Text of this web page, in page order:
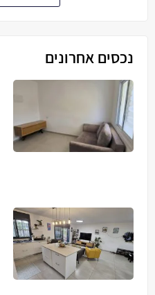
נכסים אחרונים